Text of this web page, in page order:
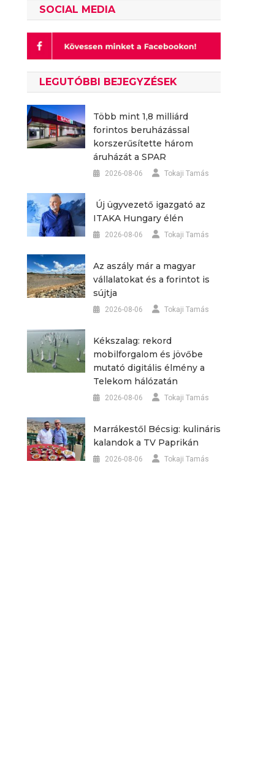
SOCIAL MEDIA
LEGUTÓBBI BEJEGYZÉSEK
Több mint 1,8 milliárd
forintos beruházással
korszerűsítette három
áruházát a SPAR
2026-08-06 Tokaji Tamás
Új ügyvezető igazgató az
ITAKA Hungary élén
2026-08-06 Tokaji Tamás
Az aszály már a magyar
vállalatokat és a forintot is
sújtja
2026-08-06 Tokaji Tamás
Kékszalag: rekord
mobilforgalom és jövőbe
mutató digitális élmény a
Telekom hálózatán
2026-08-06 Tokaji Tamás
Marrákestől Bécsig: kulináris
kalandok a TV Paprikán
2026-08-06 Tokaji Tamás